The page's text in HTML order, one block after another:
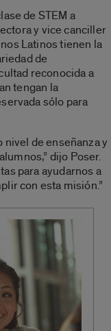
de STEM a
y vice canciller
Latinos tienen la
de
reconocida a
tengan la
sólo para
nivel de enseñanza y
dijo Poser.
para ayudarnos a
con esta misión.”